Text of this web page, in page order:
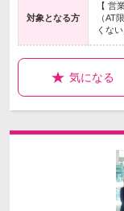
対象となる方
【 営
（AT
くな
気になる